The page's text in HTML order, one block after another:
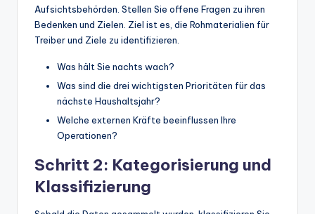
Aufsichtsbehörden. Stellen Sie offene Fragen zu ihren
Bedenken und Zielen. Ziel ist es, die Rohmaterialien für
Treiber und Ziele zu identifizieren.
Was hält Sie nachts wach?
Was sind die drei wichtigsten Prioritäten für das
nächste Haushaltsjahr?
Welche externen Kräfte beeinflussen Ihre
Operationen?
Schritt 2: Kategorisierung und
Klassifizierung